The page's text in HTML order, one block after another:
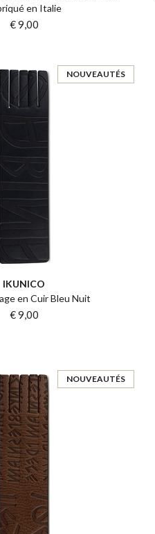
en Italie
€ 9,00
NOUVEAUTÉS
IKUNICO
en Cuir Bleu Nuit
€ 9,00
NOUVEAUTÉS